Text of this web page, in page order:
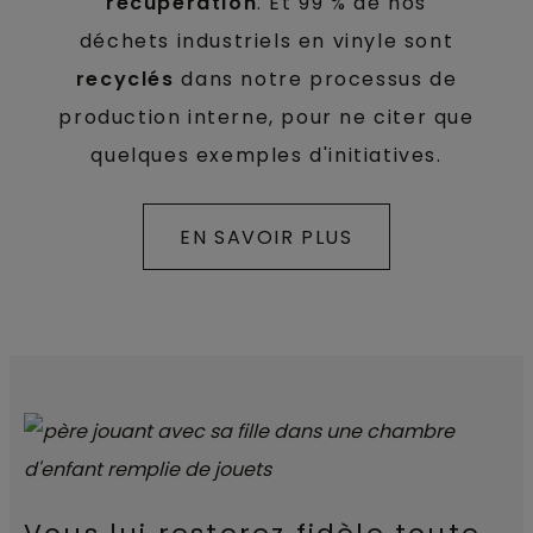
déchets industriels en vinyle sont
recyclés dans notre processus de
production interne, pour ne citer que
quelques exemples d'initiatives.
EN SAVOIR PLUS